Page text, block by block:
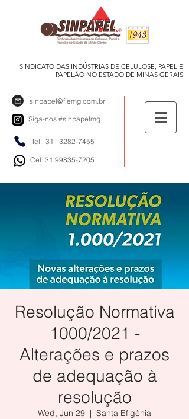
SINDICATO DAS INDÚSTRIAS DE CELULOSE, PAPEL E
PAPELÃO NO ESTADO DE MINAS GERAIS
sinpapel@fiemg.com.br
Siga-nos #sinpapelmg
Tel: 31 3282-7455
Cel: 31 99835-7205
Resolução Normativa
1000/2021 -
Alterações e prazos
de adequação à
resolução
Wed, Jun 29
  |
Santa Efigênia